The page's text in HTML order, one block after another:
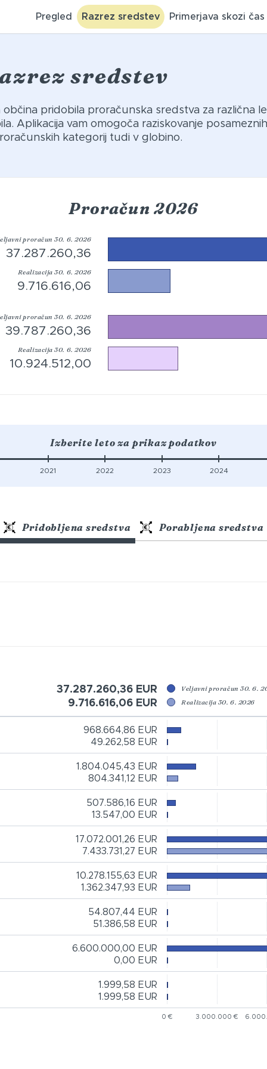
Pregled Razrez sredstev Primerjava skozi čas
sredstev
občina pridobila proračunska sredstva za različna
Aplikacija vam omogoča raziskovanje posameznih
kategorij tudi v globino.
Proračun 2026
proračun 30. 6. 2026
37.287.260,36
Realizacija 30. 6. 2026
9.716.616,06
proračun 30. 6. 2026
39.787.260,36
Realizacija 30. 6. 2026
10.924.512,00
Izberite leto za prikaz podatkov
2021 2022 2023 2024
Pridobljena sredstva Porabljena sredstva
37.287.260,36 EUR
9.716.616,06 EUR
Veljavni proračun 30. 6.
Realizacija 30. 6. 2026
968.664,86 EUR
49.262,58 EUR
1.804.045,43 EUR
804.341,12 EUR
507.586,16 EUR
13.547,00 EUR
17.072.001,26 EUR
7.433.731,27 EUR
10.278.155,63 EUR
1.362.347,93 EUR
54.807,44 EUR
51.386,58 EUR
6.600.000,00 EUR
0,00 EUR
1.999,58 EUR
1.999,58 EUR
0 € 3.000.000 €